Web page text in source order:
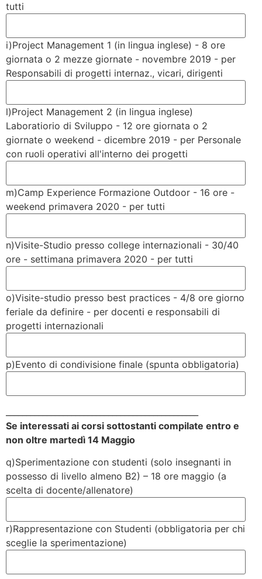
tutti
i)Project Management 1 (in lingua inglese) - 8 ore
giornata o 2 mezze giornate - novembre 2019 - per
Responsabili di progetti internaz., vicari, dirigenti
l)Project Management 2 (in lingua inglese)
Laboratiorio di Sviluppo - 12 ore giornata o 2
giornate o weekend - dicembre 2019 - per Personale
con ruoli operativi all'interno dei progetti
m)Camp Experience Formazione Outdoor - 16 ore -
weekend primavera 2020 - per tutti
n)Visite-Studio presso college internazionali - 30/40
ore - settimana primavera 2020 - per tutti
o)Visite-studio presso best practices - 4/8 ore giorno
feriale da definire - per docenti e responsabili di
progetti internazionali
p)Evento di condivisione finale (spunta obbligatoria)
Se interessati ai corsi sottostanti compilate entro e
non oltre martedì 14 Maggio
q)Sperimentazione con studenti (solo insegnanti in
possesso di livello almeno B2) – 18 ore maggio (a
scelta di docente/allenatore)
r)Rappresentazione con Studenti (obbligatoria per chi
sceglie la sperimentazione)